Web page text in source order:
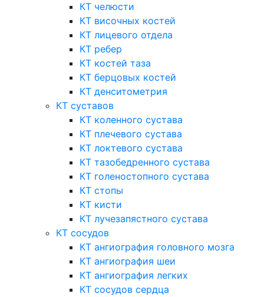
КТ челюсти
КТ височных костей
КТ лицевого отдела
КТ ребер
КТ костей таза
КТ берцовых костей
КТ денситометрия
КТ суставов
КТ коленного сустава
КТ плечевого сустава
КТ локтевого сустава
КТ тазобедренного сустава
КТ голеностопного сустава
КТ стопы
КТ кисти
КТ лучезапястного сустава
КТ сосудов
КТ ангиография головного мозга
КТ ангиография шеи
КТ ангиография легких
КТ сосудов сердца